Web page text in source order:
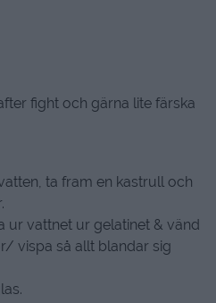
:
ta fram en kastrull och
ur vattnet ur gelatinet & vänd
vispa så allt blandar sig